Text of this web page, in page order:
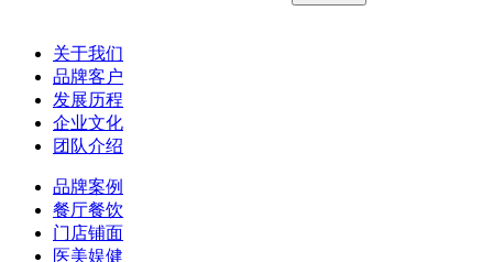
关于我们
品牌客户
发展历程
企业文化
团队介绍
品牌案例
餐厅餐饮
门店铺面
医美娱健